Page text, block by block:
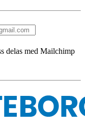
delas med Mailchimp